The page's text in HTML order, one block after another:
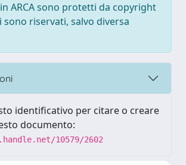
ARCA sono protetti da copyright
riservati, salvo diversa
identificativo per citare o creare
documento:
10579/2602